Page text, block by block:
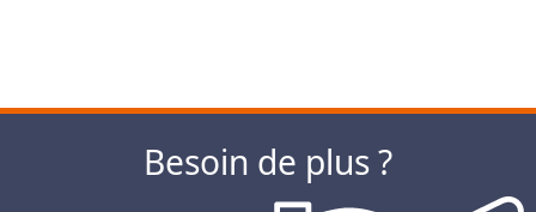
Besoin de plus ?